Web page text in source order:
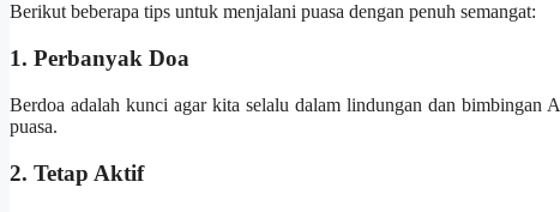
Berikut beberapa tips untuk menjalani puasa dengan penuh semangat:
1. Perbanyak Doa
Berdoa adalah kunci agar kita selalu dalam lindungan dan bimbingan
puasa.
2. Tetap Aktif